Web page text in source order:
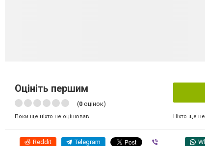
Оцініть першим
(0 оцінок)
Поки ще ніхто не оцінював Ніхто ще
Reddit Telegram